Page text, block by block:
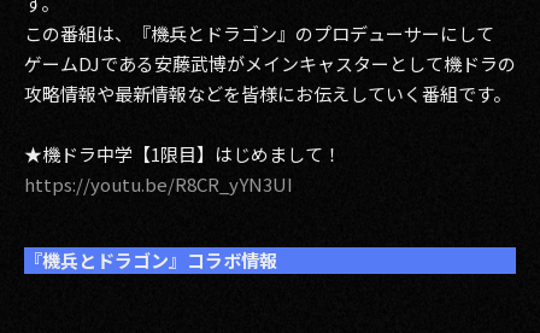
この番組は、『機兵とドラゴン』のプロデューサーにして
ゲームDJである安藤武博がメインキャスターとして機ドラの
攻略情報や最新情報などを皆様にお伝えしていく番組です。
★機ドラ中学【1限目】はじめまして！
https://youtu.be/R8CR_yYN3UI
『機兵とドラゴン』コラボ情報